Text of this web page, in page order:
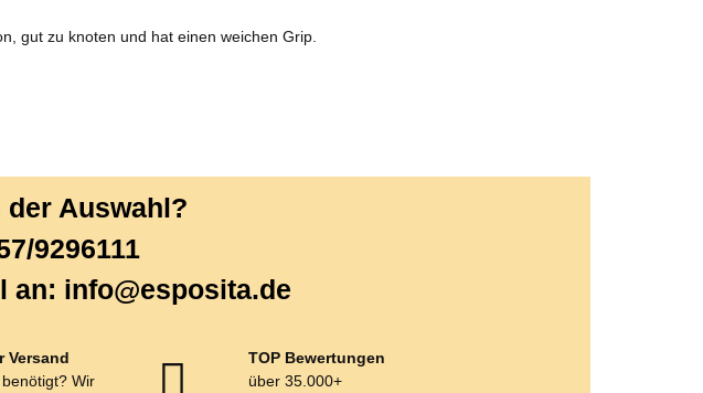
gut zu knoten und hat einen weichen Grip.
Auswahl?
9296111
an: info@esposita.de
Versand
Wir
TOP Bewertungen
über 35.000+